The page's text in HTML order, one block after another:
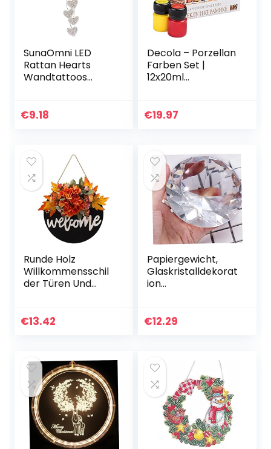
SunaOmni LED
Rattan Hearts
Wandtattoos
Ornamente
Grenzen
€9.18
Decola – Porzellan
Farben Set |
12x20ml
Keramik | Hohe
€19.97
Runde Holz
Willkommensschil
der Türen Und
Garland Herbst
Vorräte
€13.42
Papiergewicht,
Glaskristalldekorat
ion
Ornament Home
€12.29